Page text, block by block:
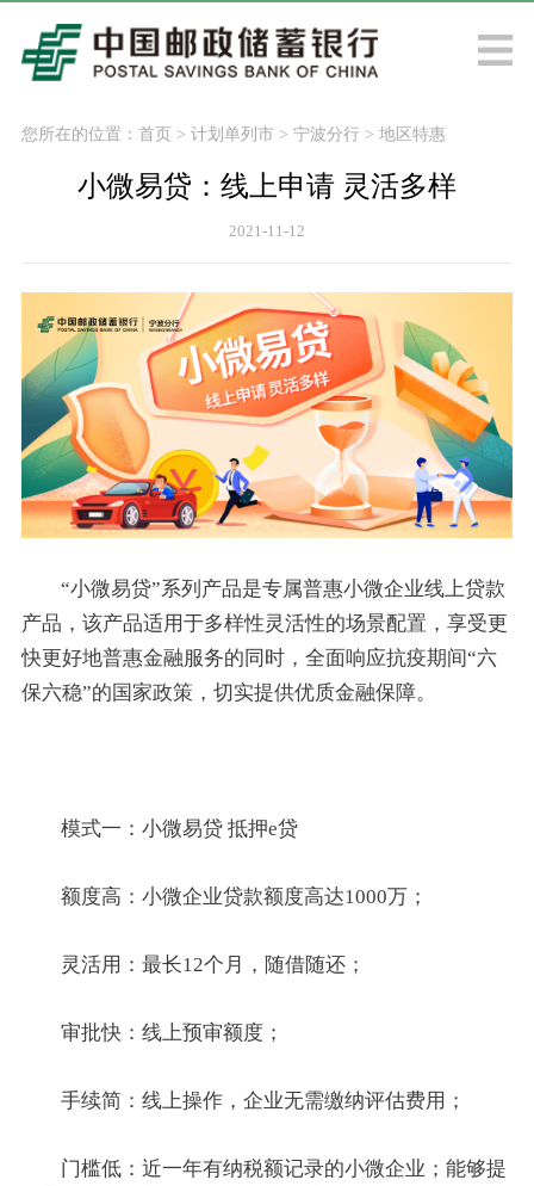
您所在的位置： 首页> 计划单列市 > 宁波分行> 地区特惠
小微易贷：线上申请 灵活多样
2021-11-12
“小微易贷”系列产品是专属普惠小微企业线上贷款
产品，该产品适用于多样性灵活性的场景配置，享受更
快更好地普惠金融服务的同时，全面响应抗疫期间“六
保六稳”的国家政策，切实提供优质金融保障。
模式一：小微易贷 抵押e贷
额度高：小微企业贷款额度高达1000万；
灵活用：最长12个月，随借随还；
审批快：线上预审额度；
手续简：线上操作，企业无需缴纳评估费用；
门槛低：近一年有纳税额记录的小微企业；能够提